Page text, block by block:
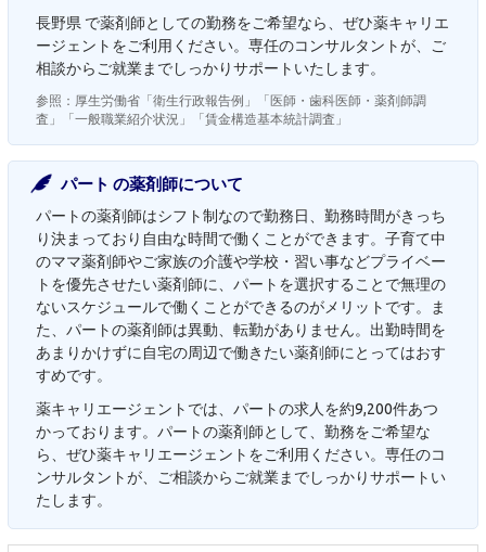
長野県 で薬剤師としての勤務をご希望なら、ぜひ薬キャリエ
ージェントをご利用ください。専任のコンサルタントが、ご
相談からご就業までしっかりサポートいたします。
参照：厚生労働省「衛生行政報告例」「医師・歯科医師・薬剤師調
査」「一般職業紹介状況」「賃金構造基本統計調査」
パート の薬剤師について
パートの薬剤師はシフト制なので勤務日、勤務時間がきっち
り決まっており自由な時間で働くことができます。子育て中
のママ薬剤師やご家族の介護や学校・習い事などプライベー
トを優先させたい薬剤師に、パートを選択することで無理の
ないスケジュールで働くことができるのがメリットです。ま
た、パートの薬剤師は異動、転勤がありません。出勤時間を
あまりかけずに自宅の周辺で働きたい薬剤師にとってはおす
すめです。
薬キャリエージェントでは、パートの求人を約9,200件あつ
かっております。パートの薬剤師として、勤務をご希望な
ら、ぜひ薬キャリエージェントをご利用ください。専任のコ
ンサルタントが、ご相談からご就業までしっかりサポートい
たします。